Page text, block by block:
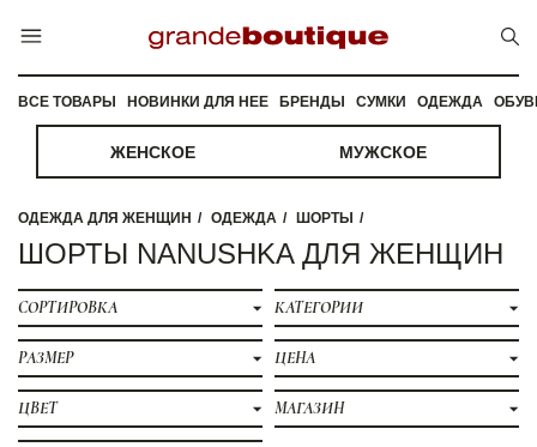
ВСЕ ТОВАРЫ НОВИНКИ ДЛЯ НЕЕ БРЕНДЫ СУМКИ ОДЕЖДА
ЖЕНСКОЕ МУЖСКОЕ
ОДЕЖДА ДЛЯ ЖЕНЩИН ОДЕЖДА ШОРТЫ
ШОРТЫ NANUSHKA ДЛЯ ЖЕНЩИН
СОРТИРОВКА КАТЕГОРИИ
РАЗМЕР ЦЕНА
ЦВЕТ МАГАЗИН